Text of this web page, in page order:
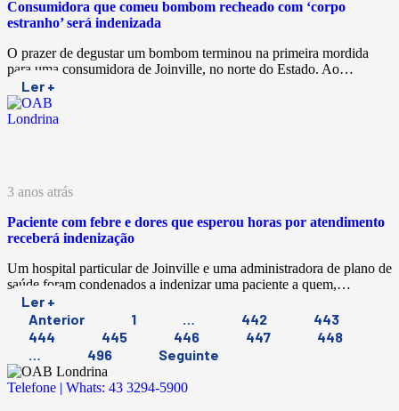
Consumidora que comeu bombom recheado com ‘corpo
estranho’ será indenizada
O prazer de degustar um bombom terminou na primeira mordida
para uma consumidora de Joinville, no norte do Estado. Ao…
Ler +
3 anos atrás
Paciente com febre e dores que esperou horas por atendimento
receberá indenização
Um hospital particular de Joinville e uma administradora de plano de
saúde foram condenados a indenizar uma paciente a quem,…
Ler +
Anterior
1 442
443
444
445 446 447
448
496 Seguinte
Telefone | Whats: 43 3294-5900